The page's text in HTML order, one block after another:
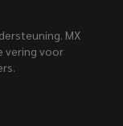
MX
vering voor